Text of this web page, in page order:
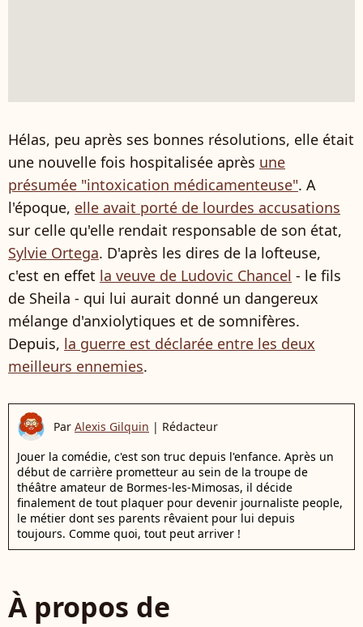
Hélas, peu après ses bonnes résolutions, elle était
une nouvelle fois hospitalisée après une
présumée "intoxication médicamenteuse". A
l'époque, elle avait porté de lourdes accusations
sur celle qu'elle rendait responsable de son état,
Sylvie Ortega. D'après les dires de la lofteuse,
c'est en effet la veuve de Ludovic Chancel - le fils
de Sheila - qui lui aurait donné un dangereux
mélange d'anxiolytiques et de somnifères.
Depuis, la guerre est déclarée entre les deux
meilleurs ennemies.
Par Alexis Gilquin | Rédacteur
Jouer la comédie, c'est son truc depuis l'enfance. Après un
début de carrière prometteur au sein de la troupe de
théâtre amateur de Bormes-les-Mimosas, il décide
finalement de tout plaquer pour devenir journaliste people,
le métier dont ses parents rêvaient pour lui depuis
toujours. Comme quoi, tout peut arriver !
À propos de